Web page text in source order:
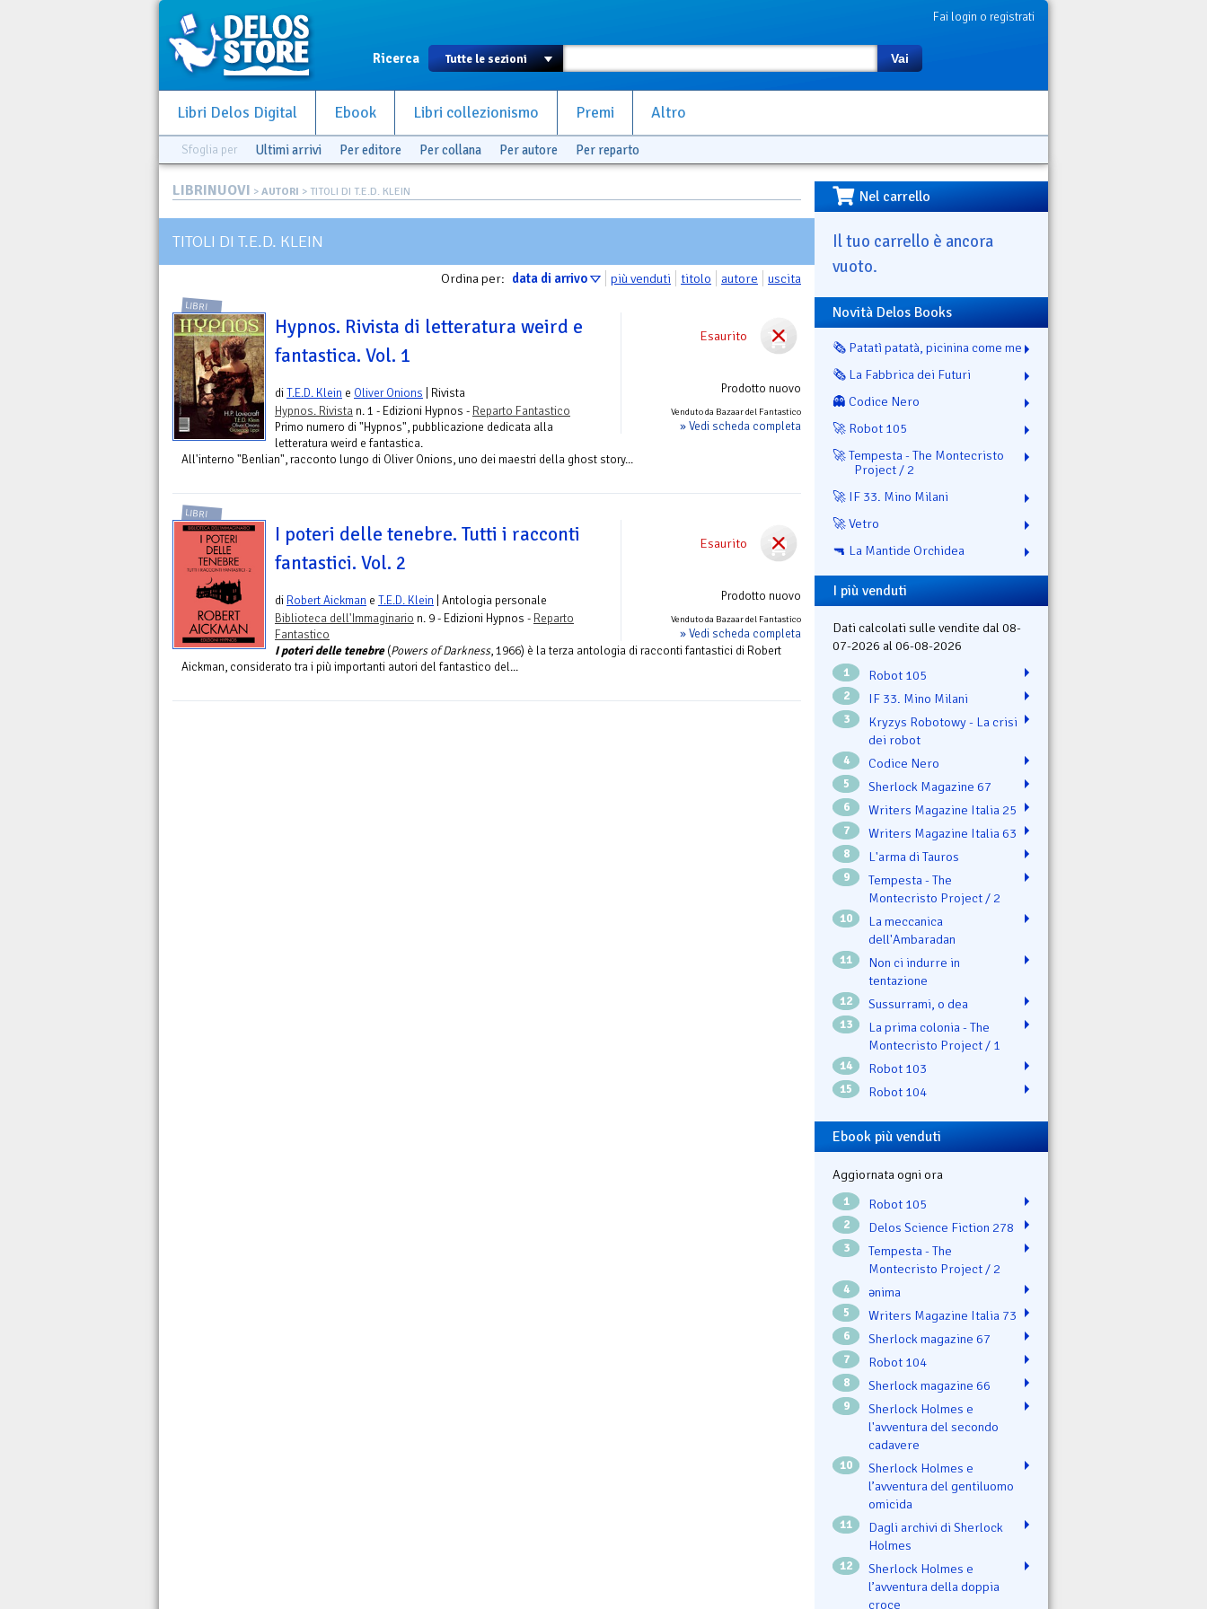
Fai login o registrati
Ricerca Vai
Libri Delos Digital Ebook Libri collezionismo Premi Altro
Sfoglia per Ultimi arrivi Per editore Per collana Per autore Per reparto
LIBRINUOVI > AUTORI > TITOLI DI T.E.D. KLEIN
TITOLI DI T.E.D. KLEIN
Ordina per: data di arrivo più venduti titolo autore uscita
Esaurito
Prodotto nuovo
Venduto da Bazaar del Fantastico
» Vedi scheda completa
LIBRI
Hypnos. Rivista di letteratura weird e
fantastica. Vol. 1
diT.E.D. Klein e Oliver Onions | Rivista
Hypnos. Rivista n. 1 - Edizioni Hypnos - Reparto Fantastico
Primo numero di "Hypnos", pubblicazione dedicata alla
letteratura weird e fantastica.
All'interno "Benlian", racconto lungo di Oliver Onions, uno dei maestri della ghost story...
Esaurito
Prodotto nuovo
Venduto da Bazaar del Fantastico
» Vedi scheda completa
LIBRI
I poteri delle tenebre. Tutti i racconti
fantastici. Vol. 2
di Robert Aickman e T.E.D. Klein | Antologia personale
Biblioteca dell'Immaginario n. 9 - Edizioni Hypnos - Reparto
Fantastico
I poteri delle tenebre(Powers of Darkness, 1966) è la terza antologia di racconti fantastici di Robert
Aickman, considerato tra i più importanti autori del fantastico del...
Nel carrello
Il tuo carrello è ancora
vuoto.
Novità Delos Books
🗞️ Patatì patatà, picinina come me
🗞️ La Fabbrica dei Futuri
👻 Codice Nero
🚀 Robot 105
🚀 Tempesta - The Montecristo
Project / 2
🚀 IF 33. Mino Milani
🚀 Vetro
🔫 La Mantide Orchidea
I più venduti
Dati calcolati sulle vendite dal 08-
07-2026 al 06-08-2026
1 Robot 105
2 IF 33. Mino Milani
3
Kryzys Robotowy - La crisi
dei robot
4 Codice Nero
5 Sherlock Magazine 67
6 Writers Magazine Italia 25
7 Writers Magazine Italia 63
8 L'arma di Tauros
9
Tempesta - The
Montecristo Project / 2
10
La meccanica
dell'Ambaradan
11
Non ci indurre in
tentazione
12 Sussurrami, o dea
13
La prima colonia - The
Montecristo Project / 1
14 Robot 103
15 Robot 104
Ebook più venduti
Aggiornata ogni ora
1 Robot 105
2 Delos Science Fiction 278
3
Tempesta - The
Montecristo Project / 2
4 ənima
5 Writers Magazine Italia 73
6 Sherlock magazine 67
7 Robot 104
8 Sherlock magazine 66
9
Sherlock Holmes e
l'avventura del secondo
cadavere
10
Sherlock Holmes e
l’avventura del gentiluomo
omicida
11
Dagli archivi di Sherlock
Holmes
12
Sherlock Holmes e
l’avventura della doppia
croce